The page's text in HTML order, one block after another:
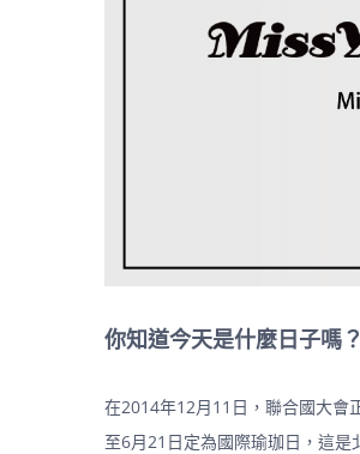
你知道今天是什麼日子嗎
在2014年12月11日，聯合國大會
至6月21日定為國際瑜珈日，這